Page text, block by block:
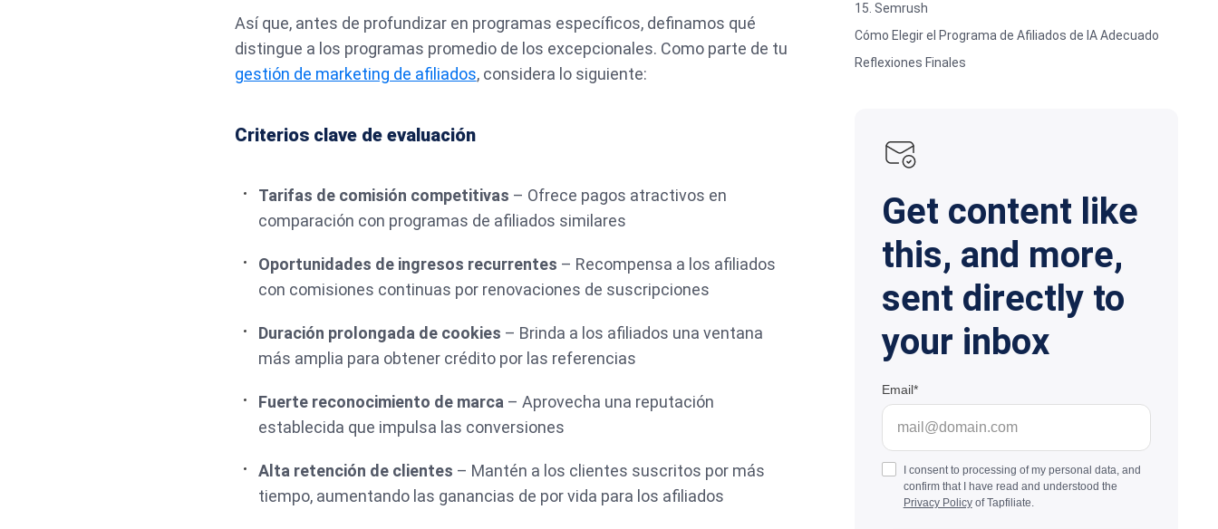
Así que, antes de profundizar en programas específicos, definamos qué
distingue a los programas promedio de los excepcionales. Como parte de tu
gestión de marketing de afiliados, considera lo siguiente:
Criterios clave de evaluación
Tarifas de comisión competitivas – Ofrece pagos atractivos en
comparación con programas de afiliados similares
Oportunidades de ingresos recurrentes – Recompensa a los afiliados
con comisiones continuas por renovaciones de suscripciones
Duración prolongada de cookies – Brinda a los afiliados una ventana
más amplia para obtener crédito por las referencias
Fuerte reconocimiento de marca – Aprovecha una reputación
establecida que impulsa las conversiones
Alta retención de clientes – Mantén a los clientes suscritos por más
tiempo, aumentando las ganancias de por vida para los afiliados
15. Semrush
Cómo Elegir el Programa de Afiliados de IA Adecuado
Reflexiones Finales
Get content like
this, and more,
sent directly to
your inbox
Email
I consent to processing of my personal data, and
confirm that I have read and understood the
Privacy Policyof Tapfiliate.